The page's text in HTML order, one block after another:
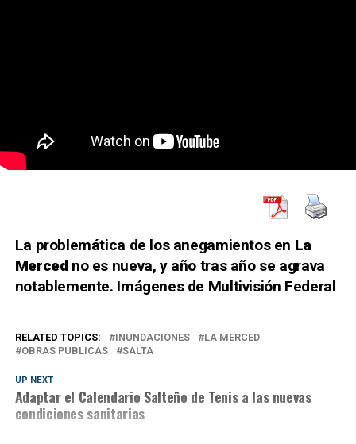
La problemática de los anegamientos en La
Mercedno es nueva, y año tras año se agrava
notablemente. Imágenes de Multivisión Federal
RELATED TOPICS: INUNDACIONES
LA MERCED
OBRAS PÚBLICAS
SALTA
UP NEXT
Adaptar el Calendario Salteño de Tenis a las nuevas
condiciones sanitarias